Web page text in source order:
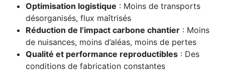
Optimisation logistique : Moins de transports
désorganisés, flux maîtrisés
Réduction de l’impact carbone chantier : Moins
de nuisances, moins d’aléas, moins de pertes
Qualité et performance reproductibles : Des
conditions de fabrication constantes